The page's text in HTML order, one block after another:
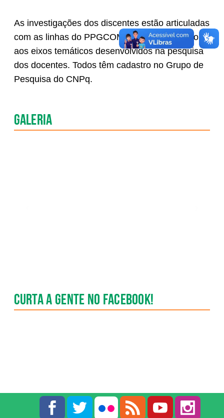
As investigações dos discentes estão articuladas
com as linhas do PPGCOM-UFPR, bem como
aos eixos temáticos desenvolvidos na pesquisa
dos docentes. Todos têm cadastro no Grupo de
Pesquisa do CNPq.
Galeria
Curta a gente no Facebook!